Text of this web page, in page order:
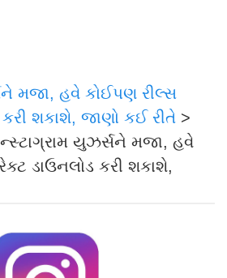
મજા, હવે કોઈપણ રીલ્સ
શકાશે, જાણો કઈ રીતે >
યુઝર્સને મજા, હવે
ડાઉનલોડ કરી શકાશે,